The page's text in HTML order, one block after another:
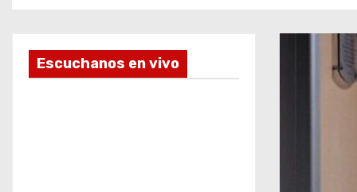
Escuchanos en vivo